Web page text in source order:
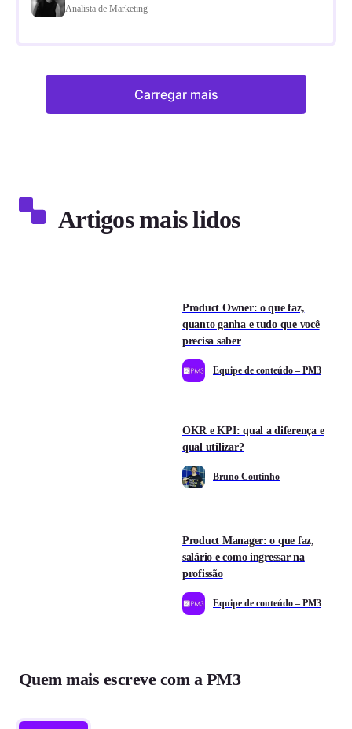
Analista de Marketing
Carregar mais
Artigos mais lidos
Product Owner: o que faz,
quanto ganha e tudo que você
precisa saber
Equipe de conteúdo – PM3
OKR e KPI: qual a diferença e
qual utilizar?
Bruno Coutinho
Product Manager: o que faz,
salário e como ingressar na
profissão
Equipe de conteúdo – PM3
Quem mais escreve com a PM3